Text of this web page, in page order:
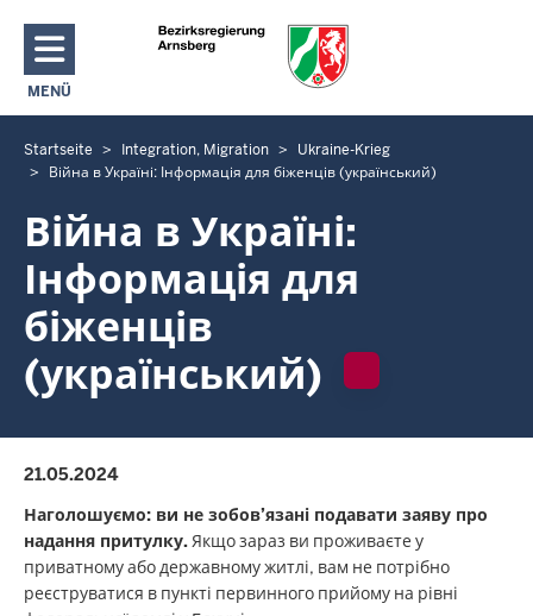
Direkt zum Inhalt
MENÜ
NAVIGATION AKTIVIEREN/DEAKTIVIEREN: HAUPTMENÜ
S
e
b
e
i
n
d
s
i
c
h
h
Startseite Integration, Migration
Ukraine-Krieg
Війна в Україні: Інформація для біженців (український)
Війна в Україні:
Інформація для
біженців
(український)
21.05.2024
Наголошуємо: ви не зобов’язані подавати заяву про
надання притулку.Якщо зараз ви проживаєте у
приватному або державному житлі, вам не потрібно
реєструватися в пункті первинного прийому на рівні